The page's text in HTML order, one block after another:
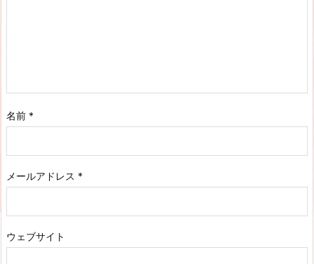
名前 *
メールアドレス *
ウェブサイト